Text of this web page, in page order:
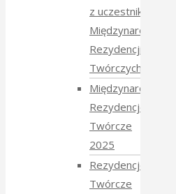
z uczestnikami
Międzynarodowych
Rezydencji
Twórczych 2026
Międzynarodowe
Rezydencje
Twórcze
2025
Rezydencje
Twórcze